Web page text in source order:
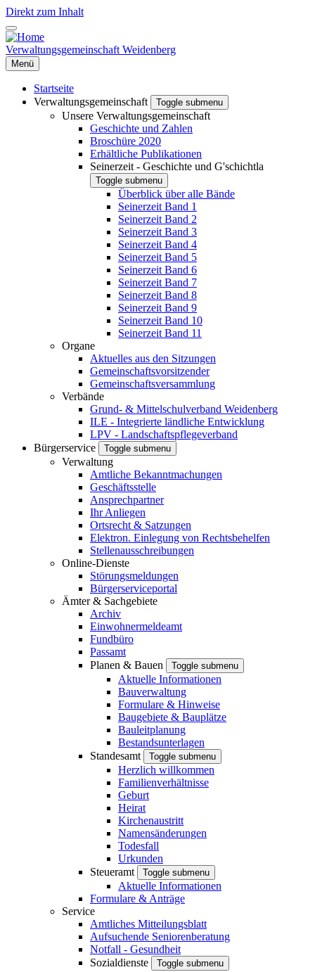
Direkt zum Inhalt
Verwaltungsgemeinschaft Weidenberg
Menü
Startseite
Verwaltungsgemeinschaft
Toggle submenu
Unsere Verwaltungsgemeinschaft
Geschichte und Zahlen
Broschüre 2020
Erhältliche Publikationen
Seinerzeit - Geschichte und G'schichtla
Toggle submenu
Überblick über alle Bände
Seinerzeit Band 1
Seinerzeit Band 2
Seinerzeit Band 3
Seinerzeit Band 4
Seinerzeit Band 5
Seinerzeit Band 6
Seinerzeit Band 7
Seinerzeit Band 8
Seinerzeit Band 9
Seinerzeit Band 10
Seinerzeit Band 11
Organe
Aktuelles aus den Sitzungen
Gemeinschaftsvorsitzender
Gemeinschaftsversammlung
Verbände
Grund- & Mittelschulverband Weidenberg
ILE - Integrierte ländliche Entwicklung
LPV - Landschaftspflegeverband
Bürgerservice
Toggle submenu
Verwaltung
Amtliche Bekanntmachungen
Geschäftsstelle
Ansprechpartner
Ihr Anliegen
Ortsrecht & Satzungen
Elektron. Einlegung von Rechtsbehelfen
Stellenausschreibungen
Online-Dienste
Störungsmeldungen
Bürgerserviceportal
Ämter & Sachgebiete
Archiv
Einwohnermeldeamt
Fundbüro
Passamt
Planen & Bauen
Toggle submenu
Aktuelle Informationen
Bauverwaltung
Formulare & Hinweise
Baugebiete & Bauplätze
Bauleitplanung
Bestandsunterlagen
Standesamt
Toggle submenu
Herzlich willkommen
Familienverhältnisse
Geburt
Heirat
Kirchenaustritt
Namensänderungen
Todesfall
Urkunden
Steueramt
Toggle submenu
Aktuelle Informationen
Formulare & Anträge
Service
Amtliches Mitteilungsblatt
Aufsuchende Seniorenberatung
Notfall - Gesundheit
Sozialdienste
Toggle submenu